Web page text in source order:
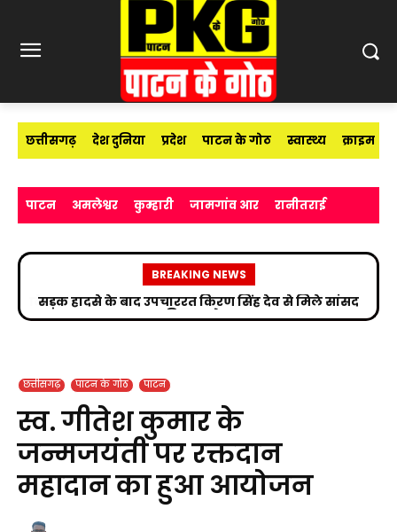
छत्तीसगढ़ देश दुनिया प्रदेश पाटन के गोठ स्वास्थ्य क्राइम
पाटन अमलेश्वर कुम्हारी जामगांव आर रानीतराई
BREAKING NEWS
सड़क हादसे के बाद उपचाररत किरण सिंह देव से मिले सांसद
विजय बघेल
छत्तीसगढ़ पाटन के गोठ पाटन
स्व. गीतेश कुमार के
जन्मजयंती पर रक्तदान
महादान का हुआ आयोजन